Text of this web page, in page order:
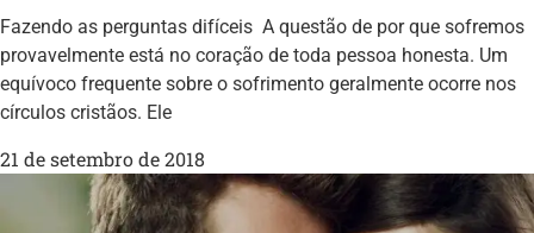
Fazendo as perguntas difíceis A questão de por que sofremos
provavelmente está no coração de toda pessoa honesta. Um
equívoco frequente sobre o sofrimento geralmente ocorre nos
círculos cristãos. Ele
21 de setembro de 2018